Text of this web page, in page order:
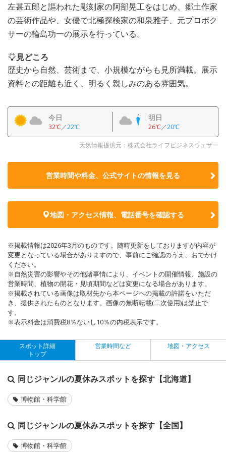
左甚五郎と謳われた彫刻家の阿部晃工をはじめ、郷土作家
の芸術作品や、女優で北極探検家の和泉雅子、元プロボク
サーの輪島功一の展示を行っている。
見どころ
歴史から自然、芸術まで、小規模ながらも見所満載。展示
資料との距離も近く、明るく親しみのある雰囲気。
今日
32℃／22℃
明日
26℃／20℃
天気情報提供元：株式会社ライフビジネスウェザー
営業時間や料金、公式サイトの情報を見る
地図・アクセス情報、電話番号を確認する
※掲載情報は2026年3月のものです。随時更新をしておりますが内容が
変更となっている場合がありますので、事前にご確認のうえ、おでかけ
ください。
※自然災害の影響やその他諸事情により、イベントの開催情報、施設の
営業時間、植物の開花・見頃期間などは変更になる場合があります。
※掲載されている画像は取材先から本ページへの掲載の許諾をいただ
き、提供されたものとなります。画像の無断転載(二次使用)は禁止で
す。
※表示料金は消費税8％ないし10％の内税表示です。
スポット詳細
トップ
営業時間など 地図・アクセス
同じジャンルの夏休みスポットを探す【北海道】
博物館・科学館
同じジャンルの夏休みスポットを探す【全国】
博物館・科学館